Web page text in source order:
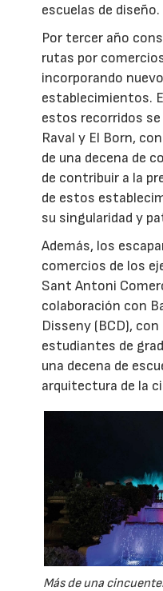
escuelas de diseño.
Por tercer año
rutas por
incorporando
establecimientos.
estos recorridos
Raval y El Born,
de una decena de
de contribuir a la
de estos
su singularidad y
Además, los
comercios de los
Sant Antoni
colaboración con
Disseny (BCD),
estudiantes de
una decena de
arquitectura de la
Más de una